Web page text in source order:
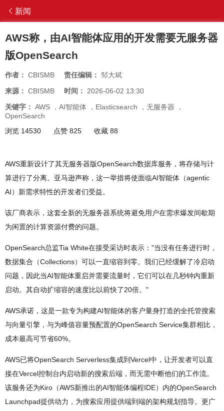
新闻
AWS称，由AI智能体应用的开发需要无服务器
版OpenSearch
作者： CBISMB 责任编辑： 邹大斌
来源： CBISMB 时间： 2026-06-02 13:30
关键字： AWS ， AI智能体 ， Elasticsearch ， 无服务器
，
OpenSearch
浏览 14530
点赞 825 收藏 88
AWS重新设计了其无服务器版OpenSearch数据库服务，将存储与计
算进行了分离。亚马逊声称，这一举措将使面临AI智能体（agentic
AI）新需求特性的开发者们受益。
该厂商表示，这套全新的无服务器系统将避免用户在需求爆发间歇期
为闲置的计算资源付费的问题。
OpenSearch总监Tia White在接受采访时表示："当没有任务进行时，
数据集合（Collections）可以一直缩容到零。我们已经缓解了冷启动
问题，因此当AI智能体重启并需要流量时，它们可以在几秒钟内重新
启动。其自动扩缩容的速度比以前快了20倍。"
AWS承诺，这是一款专为构建AI智能体的客户量身打造的全托管搜索
与向量引擎，与为峰值容量预配置的OpenSearch Service集群相比，
成本最高可节省60%。
AWS已将OpenSearch Serverless集成到Vercel中，让开发者可以直
接在Vercel控制台内启动新的搜索后端，而无需中断他们的工作流。
该服务还为Kiro（AWS新推出的AI智能体编程IDE）内的OpenSearch
Launchpad提供动力，为搜索应用提供端到端的架构规划指导。更广